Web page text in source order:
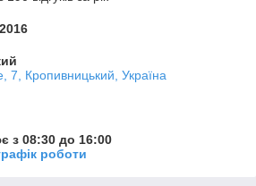
7, Кропивницький, Україна
з 08:30 до 16:00
роботи